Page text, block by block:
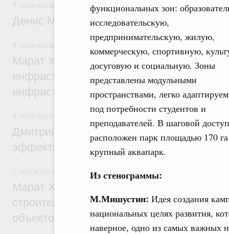
функциональных зон:
исследовательскую,
предпринимательскую, жилую,
коммерческую, спортивную,
досуговую и социальную. Зоны
представлены модульными
пространствами, легко
под потребности студентов и
преподавателей. В шаговой
расположен парк площадью 170
крупный аквапарк.
Из стенограммы:
М.Мишустин: Идея создания
национальных целях развития,
наверное, одно из самых важных
Общие вопросы промышленной политики
Денис Мантуров посетил Ярославскую
Бюджеты субъектов Федерации.
Марат Хуснуллин: 15 объектов
инфраструктуры построили и обновили
инфраструктурным кредитам
Развитие сельских территорий
Дмитрий Патрушев: Синхронизация
эффективность поддержки сельских
Экономика городов. Городская среда
Марат Хуснуллин: «Единый заказчик»
строительство и реконструкцию более
объектов